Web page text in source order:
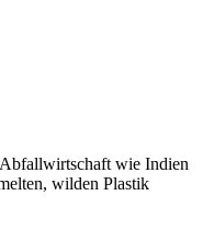
Abfallwirtschaft wie Indien
wilden Plastik